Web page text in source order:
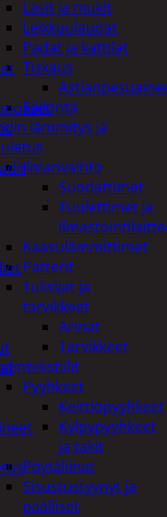
Lasit ja mukit
Leikkuulaudat
Padat ja kattilat
Tiskaus
Säilöntä
lämmitys ja
Ilmanvaihto
Suodattimet
Tuulettimet ja
Kaasulämmittimet
Patterit
Tulisijat ja
tarvikkeet
Arinat
Tarvikkeet
Pyyhkeet
Keittiöpyyhkeet
Kylpypyyhkeet
ja takit
Pöytäliinat
Sisustustyynyt ja
päälliset